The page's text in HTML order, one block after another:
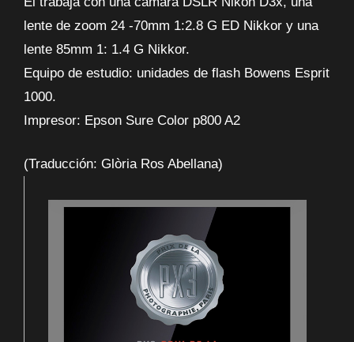
lente de zoom 24 -70mm 1:2.8 G ED Nikkor y una
lente 85mm 1: 1.4 G Nikkor.
Equipo de estudio: unidades de flash Bowens Esprit
1000.
Impresor: Epson Sure Color p800 A2
(Traducción: Glòria Ros Abellana)